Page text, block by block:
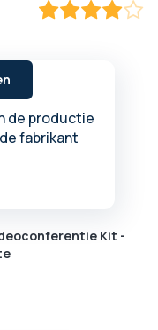
de productie
fabrikant
Kit -